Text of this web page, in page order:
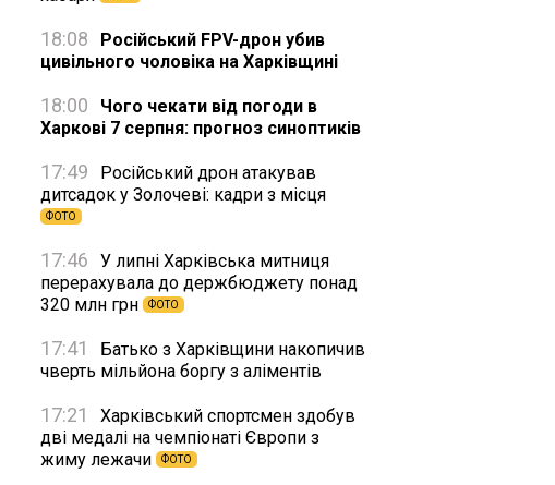
18:08
Російський FPV-дрон убив
цивільного чоловіка на Харківщині
18:00
Чого чекати від погоди в
Харкові 7 серпня: прогноз синоптиків
17:49
Російський дрон атакував
дитсадок у Золочеві: кадри з місця
ФОТО
17:46
У липні Харківська митниця
перерахувала до держбюджету понад
320 млн грн
ФОТО
17:41
Батько з Харківщини накопичив
чверть мільйона боргу з аліментів
17:21
Харківський спортсмен здобув
дві медалі на чемпіонаті Європи з
жиму лежачи
ФОТО